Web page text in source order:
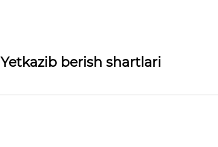
Yetkazib berish shartlari